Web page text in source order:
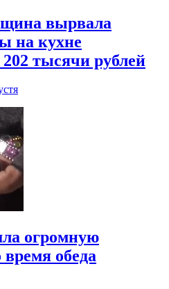
вырвала
на кухне
тысячи рублей
огромную
обеда